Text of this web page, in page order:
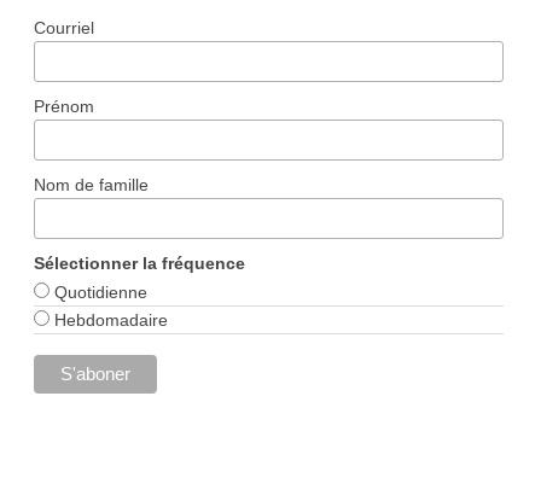
Courriel
Prénom
Nom de famille
Sélectionner la fréquence
Quotidienne
Hebdomadaire